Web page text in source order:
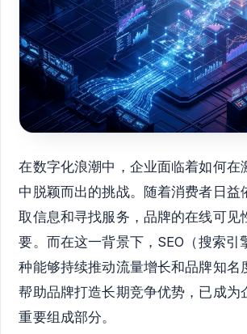
在数字化浪潮中，企业面临着如何在
中脱颖而出的挑战。随着消费者日益
取信息和寻找服务，品牌的在线可见
要。而在这一背景下，SEO（搜索引
种能够持续推动流量增长和品牌知名
帮助品牌打造长期竞争优势，已成为
重要组成部分。